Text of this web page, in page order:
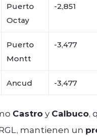
Puerto
Octay
-2,851
Puerto
Montt
-3,477
Ancud -3,477
Castro y Calbuco,
mantienen un